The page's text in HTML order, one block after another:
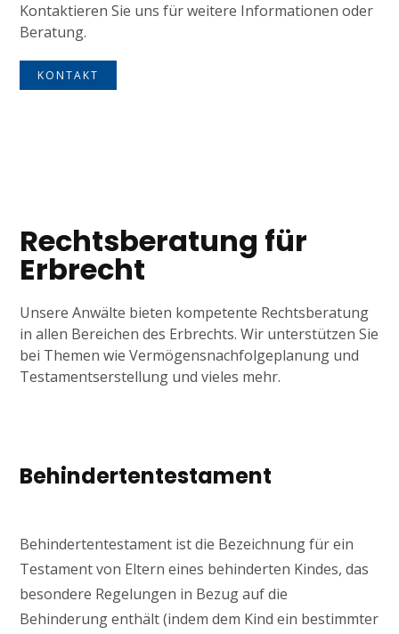
Kontaktieren Sie uns für weitere Informationen oder
Beratung.
KONTAKT
Rechtsberatung für
Erbrecht
Unsere Anwälte bieten kompetente Rechtsberatung
in allen Bereichen des Erbrechts. Wir unterstützen Sie
bei Themen wie Vermögensnachfolgeplanung und
Testamentserstellung und vieles mehr.
Behindertentestament
Behindertentestament ist die Bezeichnung für ein
Testament von Eltern eines behinderten Kindes, das
besondere Regelungen in Bezug auf die
Behinderung enthält (indem dem Kind ein bestimmter